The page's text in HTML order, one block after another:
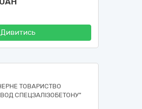
Дивитись
ТОВАРИСТВО
СПЕЦЗАЛІЗОБЕТОНУ"